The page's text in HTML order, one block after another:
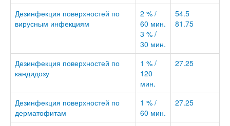
Дезинфекция поверхностей по
вирусным инфекциям
2 % /
60 мин.
3 % /
30 мин.
54.5
81.75
Дезинфекция поверхностей по
кандидозу
1 % /
120
мин.
27.25
Дезинфекция поверхностей по
дерматофитам
1 % /
60 мин.
27.25